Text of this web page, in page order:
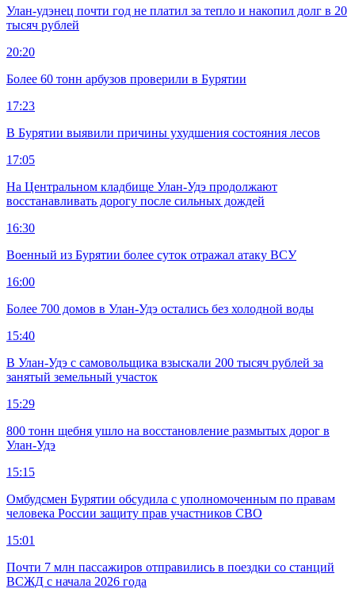
Улан-удэнец почти год не платил за тепло и накопил долг в 20
тысяч рублей
20:20
Более 60 тонн арбузов проверили в Бурятии
17:23
В Бурятии выявили причины ухудшения состояния лесов
17:05
На Центральном кладбище Улан-Удэ продолжают
восстанавливать дорогу после сильных дождей
16:30
Военный из Бурятии более суток отражал атаку ВСУ
16:00
Более 700 домов в Улан-Удэ остались без холодной воды
15:40
В Улан-Удэ с самовольщика взыскали 200 тысяч рублей за
занятый земельный участок
15:29
800 тонн щебня ушло на восстановление размытых дорог в
Улан-Удэ
15:15
Омбудсмен Бурятии обсудила с уполномоченным по правам
человека России защиту прав участников СВО
15:01
Почти 7 млн пассажиров отправились в поездки со станций
ВСЖД с начала 2026 года